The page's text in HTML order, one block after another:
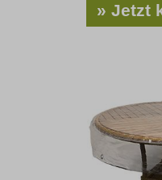
» Jetzt